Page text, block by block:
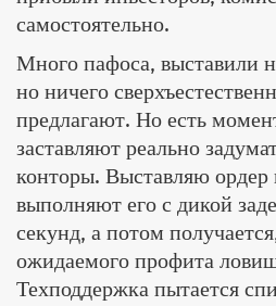
самостоятельно.
Много пафоса, выставили
но ничего
предлагают. Но есть
заставляют реально
конторы. Выставляю ордер
выполняют его с дикой
секунд, а потом
ожидаемого профита
Техподдержка пытается